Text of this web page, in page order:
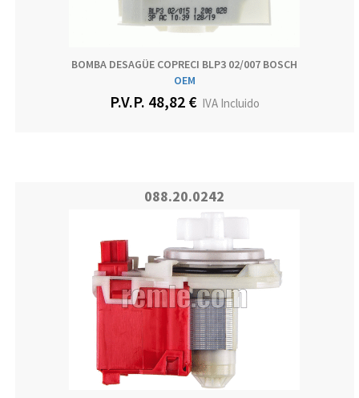
BOMBA DESAGÜE COPRECI BLP3 02/007 BOSCH
OEM
P.V.P. 48,82 €IVA Incluido
088.20.0242